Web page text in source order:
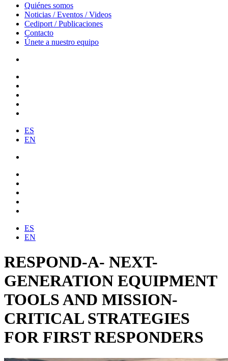
Quiénes somos
Noticias / Eventos / Videos
Cediport / Publicaciones
Contacto
Únete a nuestro equipo
ES
EN
ES
EN
RESPOND-A- NEXT-
GENERATION EQUIPMENT
TOOLS AND MISSION-
CRITICAL STRATEGIES
FOR FIRST RESPONDERS